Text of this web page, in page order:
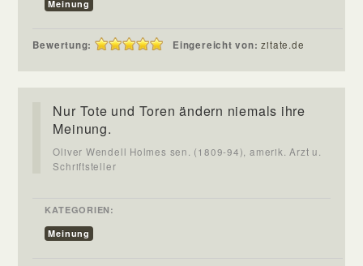
Meinung
Bewertung: Eingereicht von:zitate.de
Nur Tote und Toren ändern niemals ihre
Meinung.
Oliver Wendell Holmes sen. (1809-94), amerik. Arzt u.
Schriftsteller
KATEGORIEN:
Meinung